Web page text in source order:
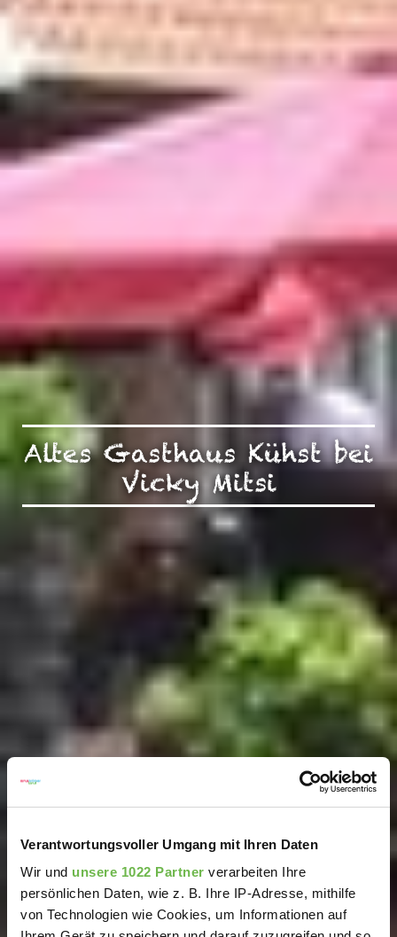
Verantwortungsvoller Umgang mit Ihren Daten
Wir und unsere 1022 Partner verarbeiten Ihre
persönlichen Daten, wie z. B. Ihre IP-Adresse, mithilfe
von Technologien wie Cookies, um Informationen auf
Altes Gasthaus Kühst bei
Vicky Mitsi